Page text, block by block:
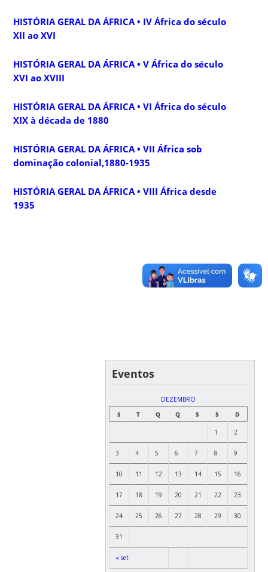
HISTÓRIA GERAL DA ÁFRICA • IV África do século
XII ao XVI
HISTÓRIA GERAL DA ÁFRICA • V África do século
XVI ao XVIII
HISTÓRIA GERAL DA ÁFRICA • VI África do século
XIX à década de 1880
HISTÓRIA GERAL DA ÁFRICA • VII África sob
dominação colonial,1880-1935
HISTÓRIA GERAL DA ÁFRICA • VIII África desde
1935
Eventos
DEZEMBRO
S
T Q Q S S D
« set
1 2
3 4 5 6 7 8 9
10 11 12 13 14 15 16
17 18 19 20 21 22 23
24 25 26 27 28 29 30
31